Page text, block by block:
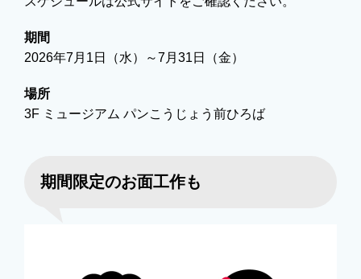
期間
2026年7月1日（水）～7月31日（金）
場所
3F ミュージアム パンこうじょう前ひろば
期間限定のお面工作も